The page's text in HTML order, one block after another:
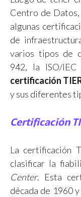
Centro de Datos,
algunas
de
varios tipos de
942, la ISO/IEC
certificación
y sus diferentes
Certificación
La certificación
clasificar la
Center. Esta
década de 1960